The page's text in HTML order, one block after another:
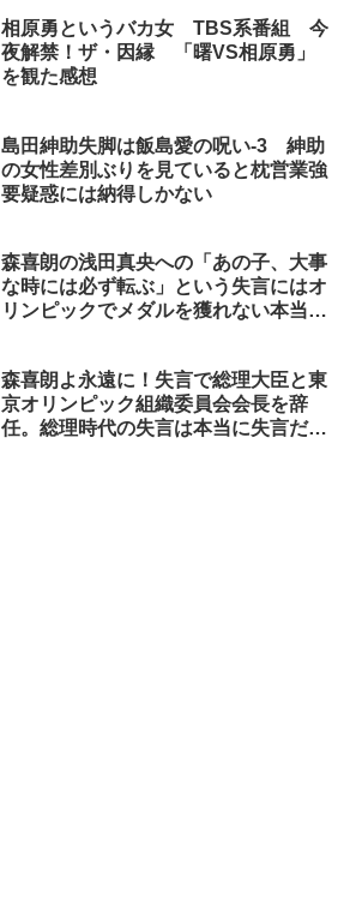
相原勇というバカ女 TBS系番組 今
夜解禁！ザ・因縁 「曙VS相原勇」
を観た感想
島田紳助失脚は飯島愛の呪い-3 紳助
の女性差別ぶりを見ていると枕営業強
要疑惑には納得しかない
森喜朗の浅田真央への「あの子、大事
な時には必ず転ぶ」という失言にはオ
リンピックでメダルを獲れない本当の
森喜朗よ永遠に！失言で総理大臣と東
京オリンピック組織委員会会長を辞
任。総理時代の失言は本当に失言だっ